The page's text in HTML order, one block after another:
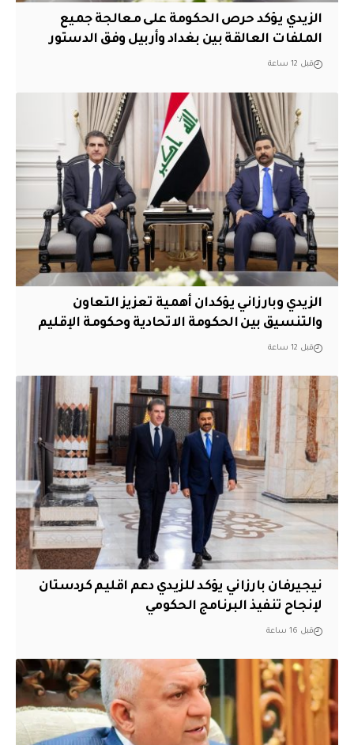
الزيدي يؤكد حرص الحكومة على معالجة جميع
الملفات العالقة بين بغداد وأربيل وفق الدستور
قبل 12 ساعة
الزيدي وبارزاني يؤكدان أهمية تعزيز التعاون
والتنسيق بين الحكومة الاتحادية وحكومة الإقليم
قبل 12 ساعة
نيجيرفان بارزاني يؤكد للزيدي دعم اقليم ‏كردستان
لإنجاح تنفيذ البرنامج الحكومي
قبل 16 ساعة